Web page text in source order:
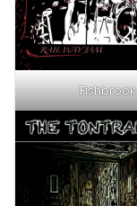
Fishbrook